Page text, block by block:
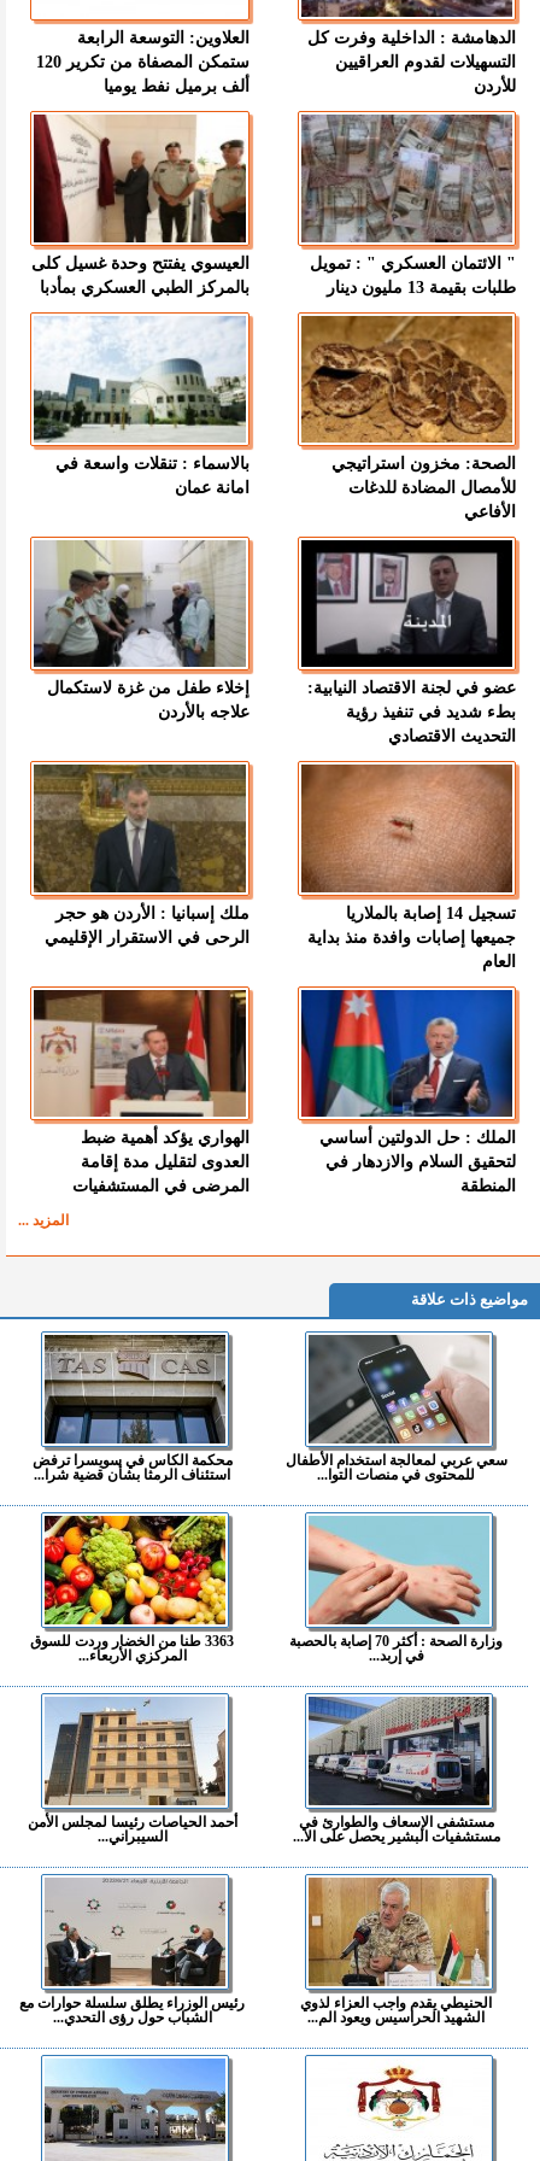
الدهامشة : الداخلية وفرت كل
التسهيلات لقدوم العراقيين
للأردن
العلاوين: التوسعة الرابعة
ستمكن المصفاة من تكرير 120
ألف برميل نفط يوميا
" الائتمان العسكري " : تمويل
طلبات بقيمة 13 مليون دينار
العيسوي يفتتح وحدة غسيل كلى
بالمركز الطبي العسكري بمأدبا
الصحة: مخزون استراتيجي
للأمصال المضادة للدغات
الأفاعي
بالاسماء : تنقلات واسعة في
امانة عمان
عضو في لجنة الاقتصاد النيابية:
بطء شديد في تنفيذ رؤية
التحديث الاقتصادي
إخلاء طفل من غزة لاستكمال
علاجه بالأردن
تسجيل 14 إصابة بالملاريا
جميعها إصابات وافدة منذ بداية
العام
ملك إسبانيا : الأردن هو حجر
الرحى في الاستقرار الإقليمي
الملك : حل الدولتين أساسي
لتحقيق السلام والازدهار في
المنطقة
الهواري يؤكد أهمية ضبط
العدوى لتقليل مدة إقامة
المرضى في المستشفيات
المزيد ...
مواضيع ذات علاقة
سعي عربي لمعالجة استخدام الأطفال
للمحتوى في منصات التوا...
محكمة الكاس في سويسرا ترفض
استئناف الرمثا بشأن قضية شرا...
وزارة الصحة : أكثر 70 إصابة بالحصبة
في إربد...
3363 طنا من الخضار وردت للسوق
المركزي الأربعاء...
مستشفى الإسعاف والطوارئ في
مستشفيات البشير يحصل على الا...
أحمد الحياصات رئيسا لمجلس الأمن
السيبراني...
الحنيطي يقدم واجب العزاء لذوي
الشهيد الحراسيس ويعود الم...
رئيس الوزراء يطلق سلسلة حوارات مع
الشباب حول رؤى التحدي...